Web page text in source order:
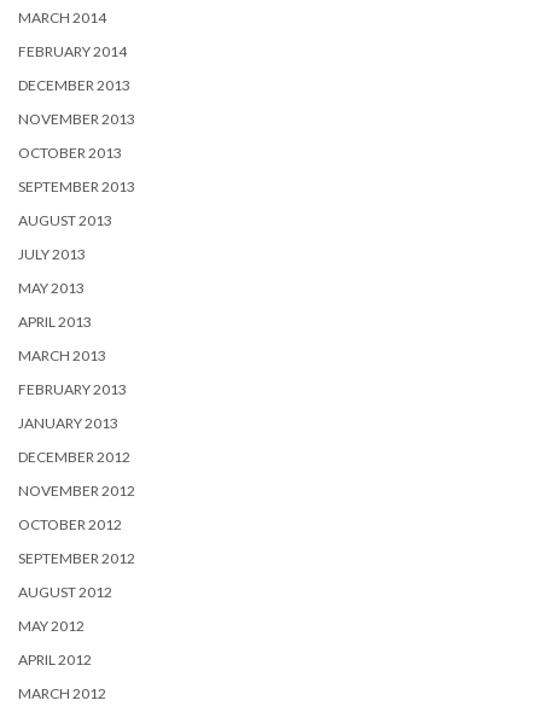
MARCH 2014
FEBRUARY 2014
DECEMBER 2013
NOVEMBER 2013
OCTOBER 2013
SEPTEMBER 2013
AUGUST 2013
JULY 2013
MAY 2013
APRIL 2013
MARCH 2013
FEBRUARY 2013
JANUARY 2013
DECEMBER 2012
NOVEMBER 2012
OCTOBER 2012
SEPTEMBER 2012
AUGUST 2012
MAY 2012
APRIL 2012
MARCH 2012